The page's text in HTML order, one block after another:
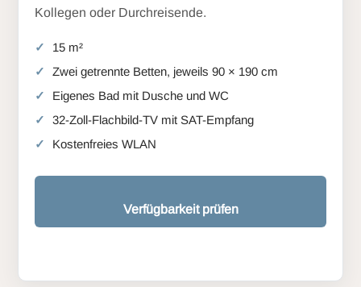
Kollegen oder Durchreisende.
15 m²
Zwei getrennte Betten, jeweils 90 × 190 cm
Eigenes Bad mit Dusche und WC
32-Zoll-Flachbild-TV mit SAT-Empfang
Kostenfreies WLAN
Verfügbarkeit prüfen